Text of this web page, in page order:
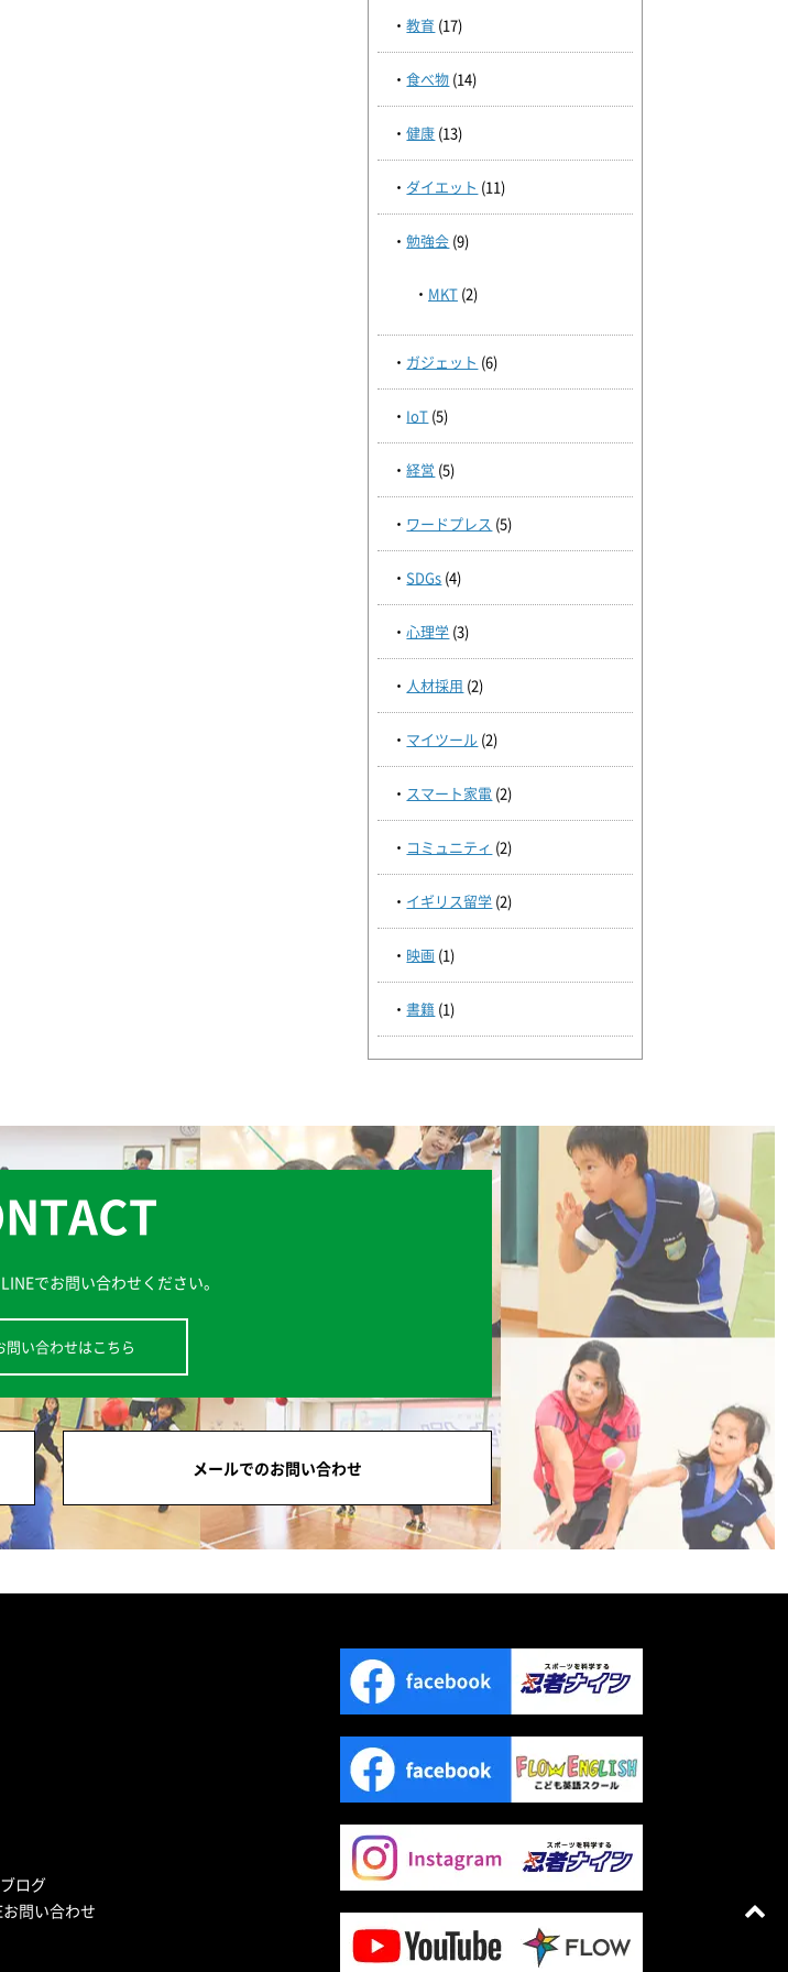
教育 (17)
食べ物 (14)
健康 (13)
ダイエット (11)
勉強会 (9)
MKT(2)
ガジェット (6)
IoT (5)
経営 (5)
ワードプレス (5)
SDGs (4)
心理学 (3)
人材採用 (2)
マイツール (2)
スマート家電 (2)
コミュニティ (2)
イギリス留学 (2)
映画 (1)
書籍 (1)
LINEでお問い合わせください。
問い合わせはこちら
メールでのお問い合わせ
ログ
お問い合わせ